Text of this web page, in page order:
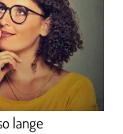
lange